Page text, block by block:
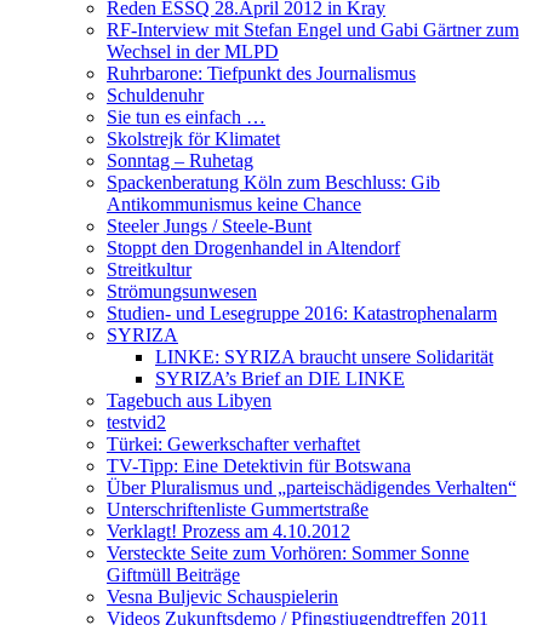
Reden ESSQ 28.April 2012 in Kray
RF-Interview mit Stefan Engel und Gabi Gärtner zum
Wechsel in der MLPD
Ruhrbarone: Tiefpunkt des Journalismus
Schuldenuhr
Sie tun es einfach …
Skolstrejk för Klimatet
Sonntag – Ruhetag
Spackenberatung Köln zum Beschluss: Gib
Antikommunismus keine Chance
Steeler Jungs / Steele-Bunt
Stoppt den Drogenhandel in Altendorf
Streitkultur
Strömungsunwesen
Studien- und Lesegruppe 2016: Katastrophenalarm
SYRIZA
LINKE: SYRIZA braucht unsere Solidarität
SYRIZA’s Brief an DIE LINKE
Tagebuch aus Libyen
testvid2
Türkei: Gewerkschafter verhaftet
TV-Tipp: Eine Detektivin für Botswana
Über Pluralismus und „parteischädigendes Verhalten“
Unterschriftenliste Gummertstraße
Verklagt! Prozess am 4.10.2012
Versteckte Seite zum Vorhören: Sommer Sonne
Giftmüll Beiträge
Vesna Buljevic Schauspielerin
Videos Zukunftsdemo / Pfingstjugendtreffen 2011